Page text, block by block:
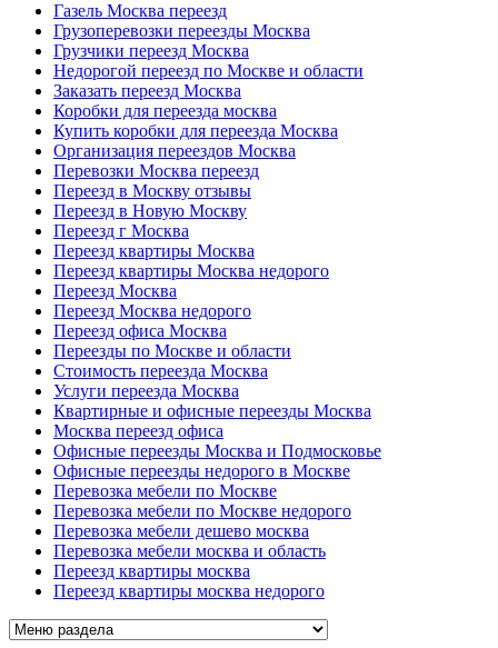
Газель Москва переезд
Грузоперевозки переезды Москва
Грузчики переезд Москва
Недорогой переезд по Москве и области
Заказать переезд Москва
Коробки для переезда москва
Купить коробки для переезда Москва
Организация переездов Москва
Перевозки Москва переезд
Переезд в Москву отзывы
Переезд в Новую Москву
Переезд г Москва
Переезд квартиры Москва
Переезд квартиры Москва недорого
Переезд Москва
Переезд Москва недорого
Переезд офиса Москва
Переезды по Москве и области
Стоимость переезда Москва
Услуги переезда Москва
Квартирные и офисные переезды Москва
Москва переезд офиса
Офисные переезды Москва и Подмосковье
Офисные переезды недорого в Москве
Перевозка мебели по Москве
Перевозка мебели по Москве недорого
Перевозка мебели дешево москва
Перевозка мебели москва и область
Переезд квартиры москва
Переезд квартиры москва недорого